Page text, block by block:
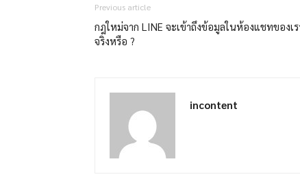
Previous article
กฎใหม่จาก LINE จะเข้าถึงข้อมูลในห้องแชทของเร
จริงหรือ ?
incontent